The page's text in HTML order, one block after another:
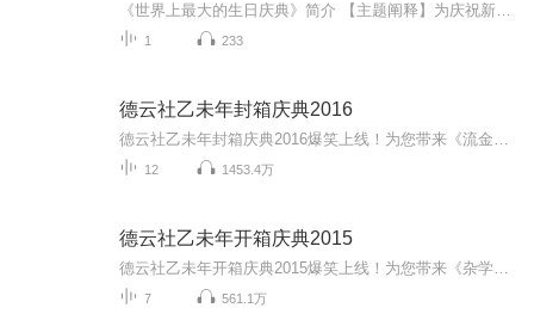
1 233
德云社乙未年封箱庆典2016
12 1453.4万
德云社乙未年开箱庆典2015
7 561.1万